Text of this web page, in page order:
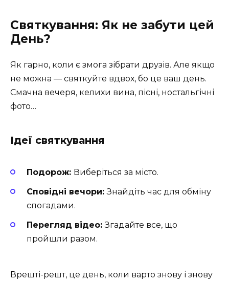
Святкування: Як не забути цей
День?
Як гарно, коли є змога зібрати друзів. Але якщо
не можна — святкуйте вдвох, бо це ваш день.
Смачна вечеря, келихи вина, пісні, ностальгічні
фото…
Ідеї святкування
Подорож: Виберіться за місто.
Сповідні вечори:Знайдіть час для обміну
спогадами.
Перегляд відео:Згадайте все, що
пройшли разом.
Врешті-решт, це день, коли варто знову і знову